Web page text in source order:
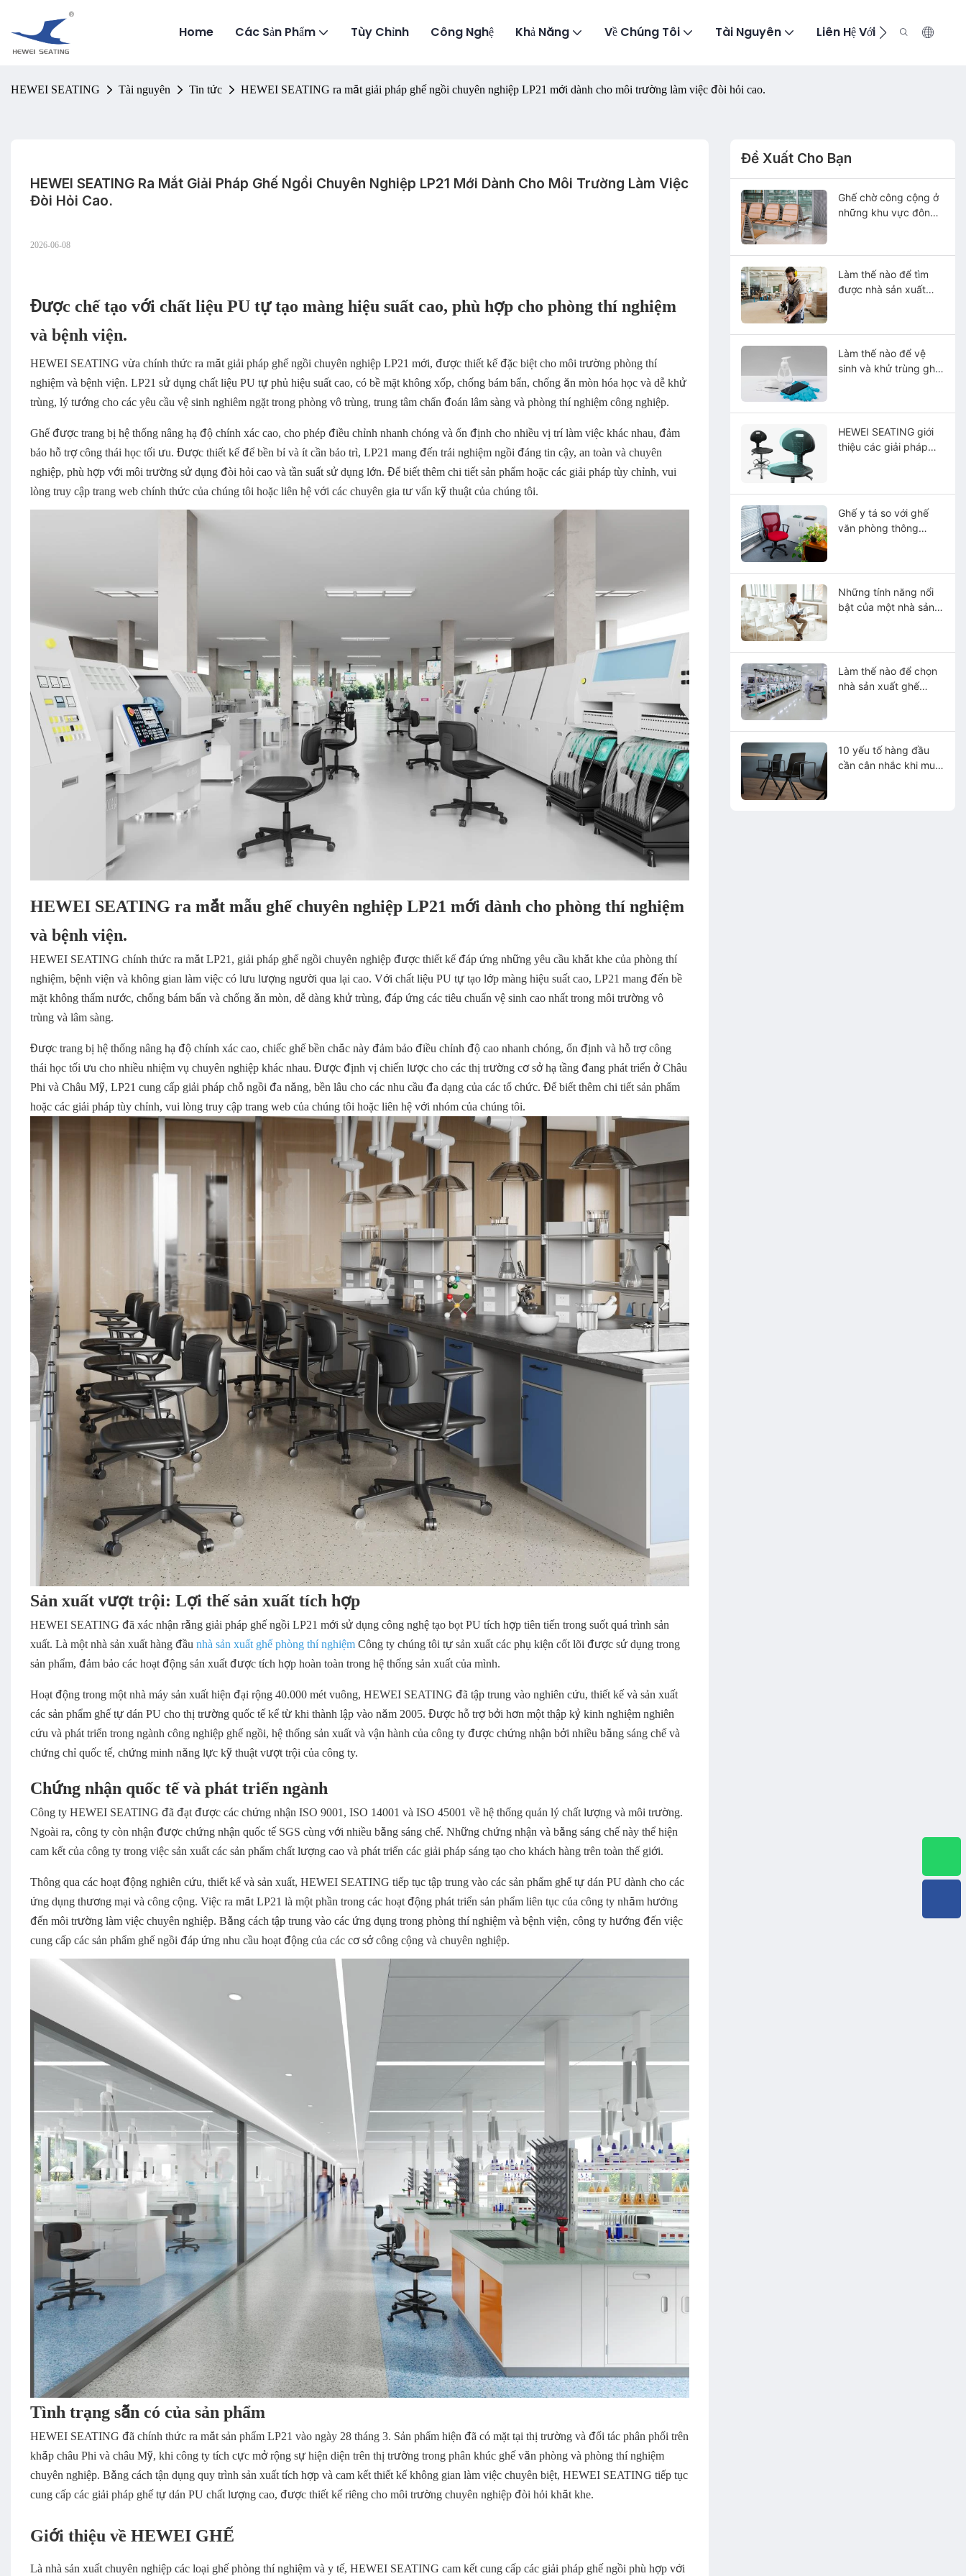
Home Các Sản Phẩm Tùy Chỉnh Công Nghệ Khả Năng Về Chúng Tôi Tài Nguyên Liên Hệ Với Chúng Tôi
HEWEI SEATING Tài nguyên Tin tức HEWEI SEATING ra mắt giải pháp ghế ngồi chuyên nghiệp LP21 mới dành cho môi trường làm việc đòi hỏi cao.
HEWEI SEATING Ra Mắt Giải Pháp Ghế Ngồi Chuyên Nghiệp LP21 Mới Dành Cho Môi Trường Làm Việc
Đòi Hỏi Cao.
2026-06-08
Được chế tạo với chất liệu PU tự tạo màng hiệu suất cao, phù hợp cho phòng thí nghiệm
và bệnh viện.
HEWEI SEATING vừa chính thức ra mắt giải pháp ghế ngồi chuyên nghiệp LP21 mới, được thiết kế đặc biệt cho môi trường phòng thí
nghiệm và bệnh viện. LP21 sử dụng chất liệu PU tự phủ hiệu suất cao, có bề mặt không xốp, chống bám bẩn, chống ăn mòn hóa học và dễ khử
trùng, lý tưởng cho các yêu cầu vệ sinh nghiêm ngặt trong phòng vô trùng, trung tâm chẩn đoán lâm sàng và phòng thí nghiệm công nghiệp.
Ghế được trang bị hệ thống nâng hạ độ chính xác cao, cho phép điều chỉnh nhanh chóng và ổn định cho nhiều vị trí làm việc khác nhau, đảm
bảo hỗ trợ công thái học tối ưu. Được thiết kế để bền bỉ và ít cần bảo trì, LP21 mang đến trải nghiệm ngồi đáng tin cậy, an toàn và chuyên
nghiệp, phù hợp với môi trường sử dụng đòi hỏi cao và tần suất sử dụng lớn. Để biết thêm chi tiết sản phẩm hoặc các giải pháp tùy chỉnh, vui
lòng truy cập trang web chính thức của chúng tôi hoặc liên hệ với các chuyên gia tư vấn kỹ thuật của chúng tôi.
HEWEI SEATING ra mắt mẫu ghế chuyên nghiệp LP21 mới dành cho phòng thí nghiệm
và bệnh viện.
HEWEI SEATING chính thức ra mắt LP21, giải pháp ghế ngồi chuyên nghiệp được thiết kế đáp ứng những yêu cầu khắt khe của phòng thí
nghiệm, bệnh viện và không gian làm việc có lưu lượng người qua lại cao. Với chất liệu PU tự tạo lớp màng hiệu suất cao, LP21 mang đến bề
mặt không thấm nước, chống bám bẩn và chống ăn mòn, dễ dàng khử trùng, đáp ứng các tiêu chuẩn vệ sinh cao nhất trong môi trường vô
trùng và lâm sàng.
Được trang bị hệ thống nâng hạ độ chính xác cao, chiếc ghế bền chắc này đảm bảo điều chỉnh độ cao nhanh chóng, ổn định và hỗ trợ công
thái học tối ưu cho nhiều nhiệm vụ chuyên nghiệp khác nhau. Được định vị chiến lược cho các thị trường cơ sở hạ tầng đang phát triển ở Châu
Phi và Châu Mỹ, LP21 cung cấp giải pháp chỗ ngồi đa năng, bền lâu cho các nhu cầu đa dạng của các tổ chức. Để biết thêm chi tiết sản phẩm
hoặc các giải pháp tùy chỉnh, vui lòng truy cập trang web của chúng tôi hoặc liên hệ với nhóm của chúng tôi.
Sản xuất vượt trội: Lợi thế sản xuất tích hợp
HEWEI SEATING đã xác nhận rằng giải pháp ghế ngồi LP21 mới sử dụng công nghệ tạo bọt PU tích hợp tiên tiến trong suốt quá trình sản
xuất. Là một nhà sản xuất hàng đầu nhà sản xuất ghế phòng thí nghiệmCông ty chúng tôi tự sản xuất các phụ kiện cốt lõi được sử dụng trong
sản phẩm, đảm bảo các hoạt động sản xuất được tích hợp hoàn toàn trong hệ thống sản xuất của mình.
Hoạt động trong một nhà máy sản xuất hiện đại rộng 40.000 mét vuông, HEWEI SEATING đã tập trung vào nghiên cứu, thiết kế và sản xuất
các sản phẩm ghế tự dán PU cho thị trường quốc tế kể từ khi thành lập vào năm 2005. Được hỗ trợ bởi hơn một thập kỷ kinh nghiệm nghiên
cứu và phát triển trong ngành công nghiệp ghế ngồi, hệ thống sản xuất và vận hành của công ty được chứng nhận bởi nhiều bằng sáng chế và
chứng chỉ quốc tế, chứng minh năng lực kỹ thuật vượt trội của công ty.
Chứng nhận quốc tế và phát triển ngành
Công ty HEWEI SEATING đã đạt được các chứng nhận ISO 9001, ISO 14001 và ISO 45001 về hệ thống quản lý chất lượng và môi trường.
Ngoài ra, công ty còn nhận được chứng nhận quốc tế SGS cùng với nhiều bằng sáng chế. Những chứng nhận và bằng sáng chế này thể hiện
cam kết của công ty trong việc sản xuất các sản phẩm chất lượng cao và phát triển các giải pháp sáng tạo cho khách hàng trên toàn thế giới.
Thông qua các hoạt động nghiên cứu, thiết kế và sản xuất, HEWEI SEATING tiếp tục tập trung vào các sản phẩm ghế tự dán PU dành cho các
ứng dụng thương mại và công cộng. Việc ra mắt LP21 là một phần trong các hoạt động phát triển sản phẩm liên tục của công ty nhằm hướng
đến môi trường làm việc chuyên nghiệp. Bằng cách tập trung vào các ứng dụng trong phòng thí nghiệm và bệnh viện, công ty hướng đến việc
cung cấp các sản phẩm ghế ngồi đáp ứng nhu cầu hoạt động của các cơ sở công cộng và chuyên nghiệp.
Tình trạng sẵn có của sản phẩm
HEWEI SEATING đã chính thức ra mắt sản phẩm LP21 vào ngày 28 tháng 3. Sản phẩm hiện đã có mặt tại thị trường và đối tác phân phối trên
khắp châu Phi và châu Mỹ, khi công ty tích cực mở rộng sự hiện diện trên thị trường trong phân khúc ghế văn phòng và phòng thí nghiệm
chuyên nghiệp. Bằng cách tận dụng quy trình sản xuất tích hợp và cam kết thiết kế không gian làm việc chuyên biệt, HEWEI SEATING tiếp tục
cung cấp các giải pháp ghế tự dán PU chất lượng cao, được thiết kế riêng cho môi trường chuyên nghiệp đòi hỏi khắt khe.
Giới thiệu về HEWEI GHẾ
Là nhà sản xuất chuyên nghiệp các loại ghế phòng thí nghiệm và y tế, HEWEI SEATING cam kết cung cấp các giải pháp ghế ngồi phù hợp với
Đề Xuất Cho Bạn
Ghế chờ công cộng ở
những khu vực đông
Làm thế nào để tìm
được nhà sản xuất
Quốc?
Làm thế nào để vệ
sinh và khử trùng ghế
HEWEI SEATING giới
thiệu các giải pháp
tiên tiến, nổi bật về
hiệu suất, độ bền và
khả năng bảo dưỡng.
Ghế y tá so với ghế
văn phòng thông
Những tính năng nổi
bật của một nhà sản
Làm thế nào để chọn
nhà sản xuất ghế
10 yếu tố hàng đầu
cần cân nhắc khi mua